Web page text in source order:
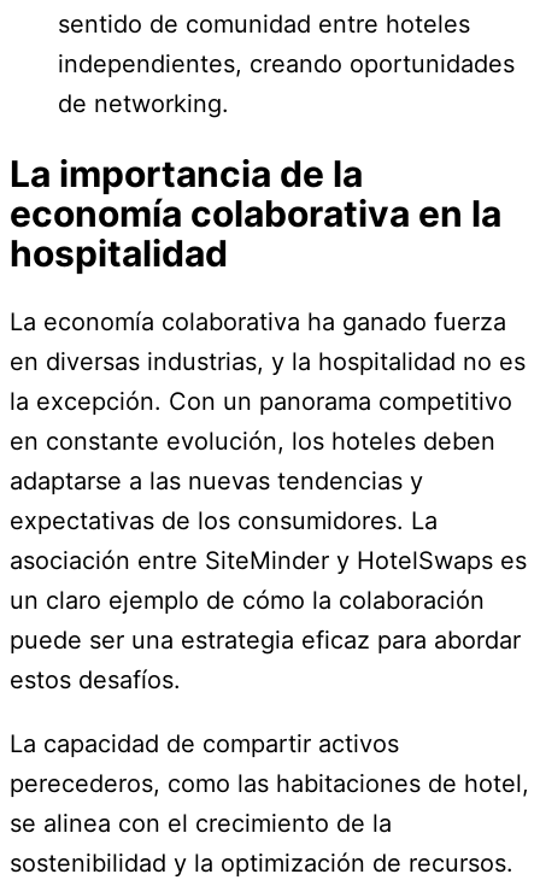
sentido de comunidad entre hoteles
independientes, creando oportunidades
de networking.
La importancia de la
economía colaborativa en la
hospitalidad
La economía colaborativa ha ganado fuerza
en diversas industrias, y la hospitalidad no es
la excepción. Con un panorama competitivo
en constante evolución, los hoteles deben
adaptarse a las nuevas tendencias y
expectativas de los consumidores. La
asociación entre SiteMinder y HotelSwaps es
un claro ejemplo de cómo la colaboración
puede ser una estrategia eficaz para abordar
estos desafíos.
La capacidad de compartir activos
perecederos, como las habitaciones de hotel,
se alinea con el crecimiento de la
sostenibilidad y la optimización de recursos.